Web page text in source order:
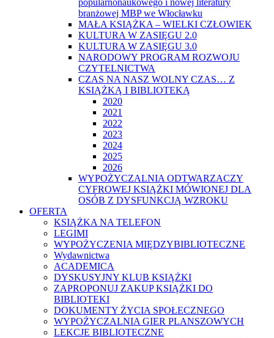
popularnonaukowego i nowej literatury
branżowej MBP we Włocławku
MAŁA KSIĄŻKA – WIELKI CZŁOWIEK
KULTURA W ZASIĘGU 2.0
KULTURA W ZASIĘGU 3.0
NARODOWY PROGRAM ROZWOJU
CZYTELNICTWA
CZAS NA NASZ WOLNY CZAS… Z
KSIĄŻKĄ I BIBLIOTEKĄ
2020
2021
2022
2023
2024
2025
2026
WYPOŻYCZALNIA ODTWARZACZY
CYFROWEJ KSIĄŻKI MÓWIONEJ DLA
OSÓB Z DYSFUNKCJĄ WZROKU
OFERTA
KSIĄŻKA NA TELEFON
LEGIMI
WYPOŻYCZENIA MIĘDZYBIBLIOTECZNE
Wydawnictwa
ACADEMICA
DYSKUSYJNY KLUB KSIĄŻKI
ZAPROPONUJ ZAKUP KSIĄŻKI DO
BIBLIOTEKI
DOKUMENTY ŻYCIA SPOŁECZNEGO
WYPOŻYCZALNIA GIER PLANSZOWYCH
LEKCJE BIBLIOTECZNE